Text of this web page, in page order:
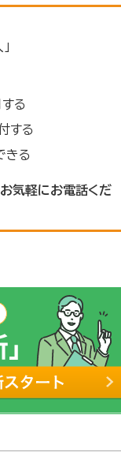
る
する
きる
お気軽にお電話くだ